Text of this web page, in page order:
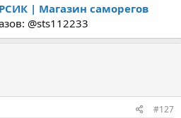
| Магазин саморегов
@sts112233
#127